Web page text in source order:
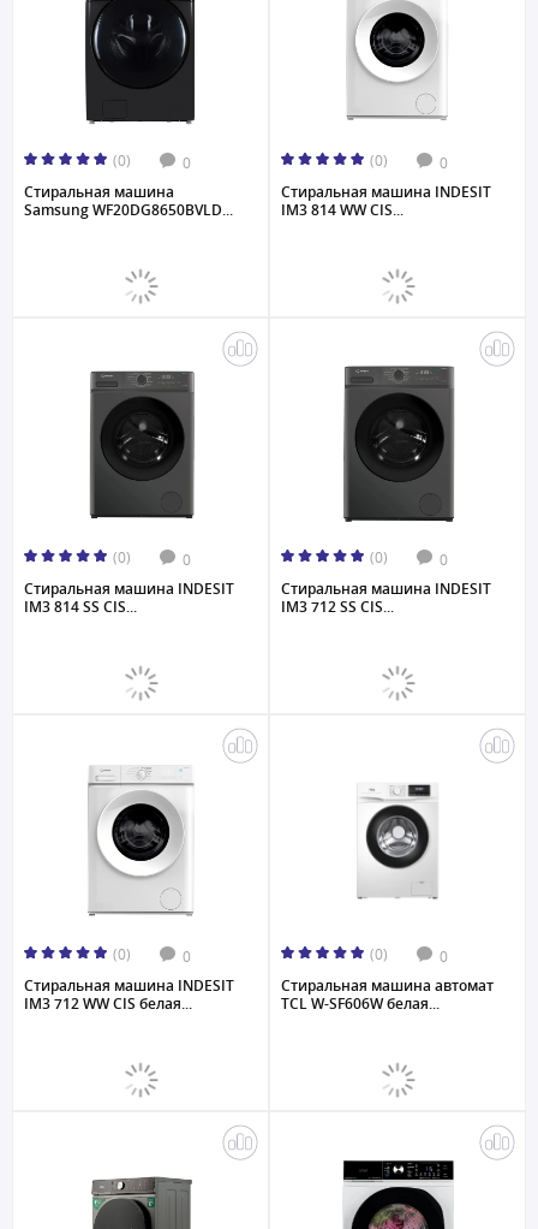
(0) 0
Стиральная машина
Samsung WF20DG8650BVLD...
(0) 0
Стиральная машина INDESIT
IM3 814 WW CIS...
(0) 0
Стиральная машина INDESIT
IM3 814 SS CIS...
(0) 0
Стиральная машина INDESIT
IM3 712 SS CIS...
(0) 0
Стиральная машина INDESIT
IM3 712 WW CIS белая...
(0) 0
Стиральная машина автомат
TCL W-SF606W белая...